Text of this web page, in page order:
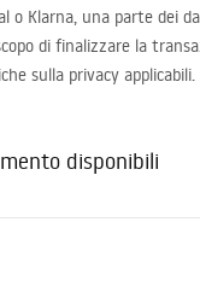
o Klarna, una parte dei
di finalizzare la
sulla privacy applicabili.
disponibili